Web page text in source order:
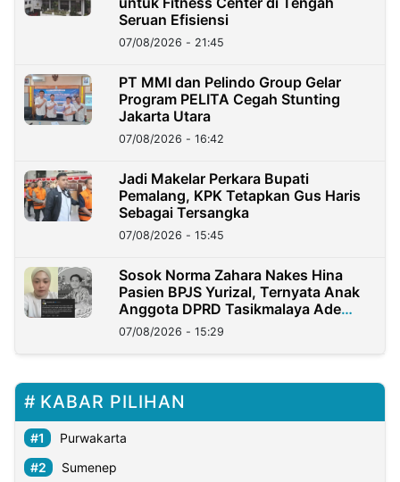
Seruan Efisiensi
07/08/2026 - 21:45
PT MMI dan Pelindo Group Gelar
Program PELITA Cegah Stunting
Jakarta Utara
07/08/2026 - 16:42
Jadi Makelar Perkara Bupati
Pemalang, KPK Tetapkan Gus Haris
Sebagai Tersangka
07/08/2026 - 15:45
Sosok Norma Zahara Nakes Hina
Pasien BPJS Yurizal, Ternyata Anak
Anggota DPRD Tasikmalaya Ade
Lukman
07/08/2026 - 15:29
KABAR PILIHAN
Purwakarta
Sumenep